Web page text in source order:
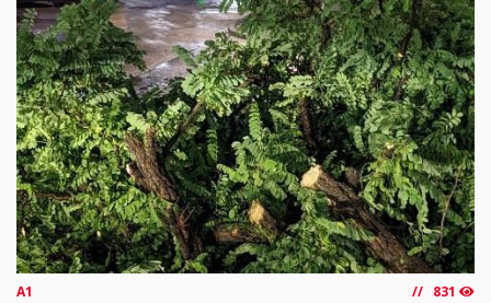
A1 831